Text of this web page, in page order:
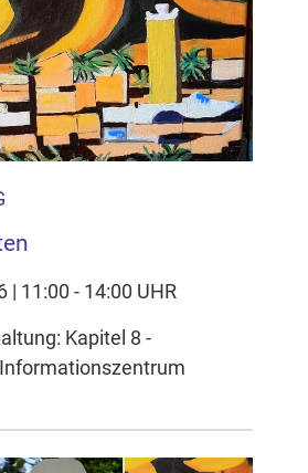
| 11:00 - 14:00 UHR
Kapitel 8 -